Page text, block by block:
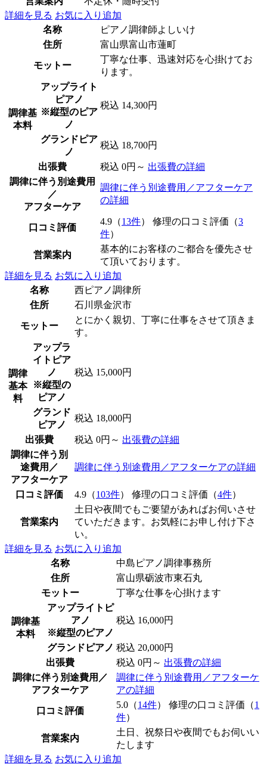
詳細を見る お気に入り追加
名称
ピアノ調律師よしいけ
住所
富山県富山市蓮町
モットー
丁寧な仕事、迅速対応を心掛けてお
ります。
調律基
本料
アップライト
ピアノ
※縦型のピア
ノ
税込 14,300円
グランドピア
ノ
税込 18,700円
出張費 税込 0円～ 出張費の詳細
調律に伴う別途費用
／
アフターケア
調律に伴う別途費用／アフターケア
の詳細
口コミ評価
4.9（13件） 修理の口コミ評価（3
件）
営業案内
基本的にお客様のご都合を優先させ
て頂いております。
詳細を見る お気に入り追加
名称
西ピアノ調律所
住所
石川県金沢市
モットー
とにかく親切、丁寧に仕事をさせて頂きま
す。
調律
基本
料
アップラ
イトピア
ノ
※縦型の
ピアノ
税込 15,000円
グランド
ピアノ
税込 18,000円
出張費 税込 0円～ 出張費の詳細
調律に伴う別
途費用／
アフターケア
調律に伴う別途費用／アフターケアの詳細
口コミ評価 4.9（103件） 修理の口コミ評価（4件）
営業案内
土日や夜間でもご要望があればお伺いさせ
ていただきます。お気軽にお申し付け下さ
い。
詳細を見る お気に入り追加
名称
中島ピアノ調律事務所
住所
富山県砺波市東石丸
モットー
丁寧な仕事を心掛けます
調律基
本料
アップライトピ
アノ
※縦型のピアノ
税込 16,000円
グランドピアノ 税込 20,000円
出張費
税込 0円～ 出張費の詳細
調律に伴う別途費用／
アフターケア
調律に伴う別途費用／アフターケ
アの詳細
口コミ評価
5.0（14件） 修理の口コミ評価（1
件）
営業案内
土日、祝祭日や夜間でもお伺いい
たします
詳細を見る お気に入り追加